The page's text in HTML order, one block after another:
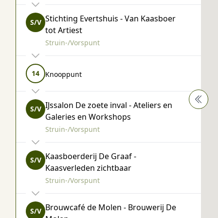
S/V Stichting Evertshuis - Van Kaasboer
tot Artiest
Struin-/Vorspunt
14 Knooppunt
S/V IJssalon De zoete inval - Ateliers en
Galeries en Workshops
Struin-/Vorspunt
S/V Kaasboerderij De Graaf -
Kaasverleden zichtbaar
Struin-/Vorspunt
S/V Brouwcafé de Molen - Brouwerij De